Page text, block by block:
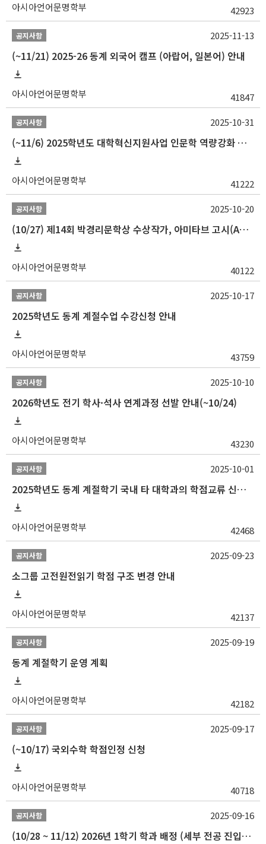
아시아언어문명학부 42923
공지사항
(~11/21) 2025-26 동계 외국어 캠프 (아랍어, 일본어) 안내
아시아언어문명학부 41847
2025-11-13
공지사항
(~11/6) 2025학년도 대학혁신지원사업 인문학 역량강화 동계 인턴십 참가자 선발 안내
아시아언어문명학부 41222
2025-10-31
공지사항
(10/27) 제14회 박경리문학상 수상작가, 아미타브 고시(Amitav Ghosh) 강연 안내
아시아언어문명학부 40122
2025-10-20
공지사항
2025학년도 동계 계절수업 수강신청 안내
아시아언어문명학부 43759
2025-10-17
공지사항
2026학년도 전기 학사·석사 연계과정 선발 안내(~10/24)
아시아언어문명학부 43230
2025-10-10
공지사항
2025학년도 동계 계절학기 국내 타 대학과의 학점교류 신청 안내
아시아언어문명학부 42468
2025-10-01
공지사항
소그룹 고전원전읽기 학점 구조 변경 안내
아시아언어문명학부 42137
2025-09-23
공지사항
동계 계절학기 운영 계획
아시아언어문명학부 42182
2025-09-19
공지사항
(~10/17) 국외수학 학점인정 신청
아시아언어문명학부 40718
2025-09-17
공지사항
(10/28 ~ 11/12) 2026년 1학기 학과 배정 (세부 전공 진입) 안내
2025-09-16